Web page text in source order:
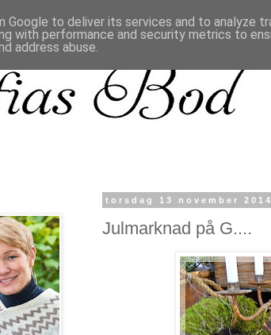
torsdag 13 november 2014
Julmarknad på G....
Google to deliver its services and to analyze
with performance and security metrics to
address abuse.